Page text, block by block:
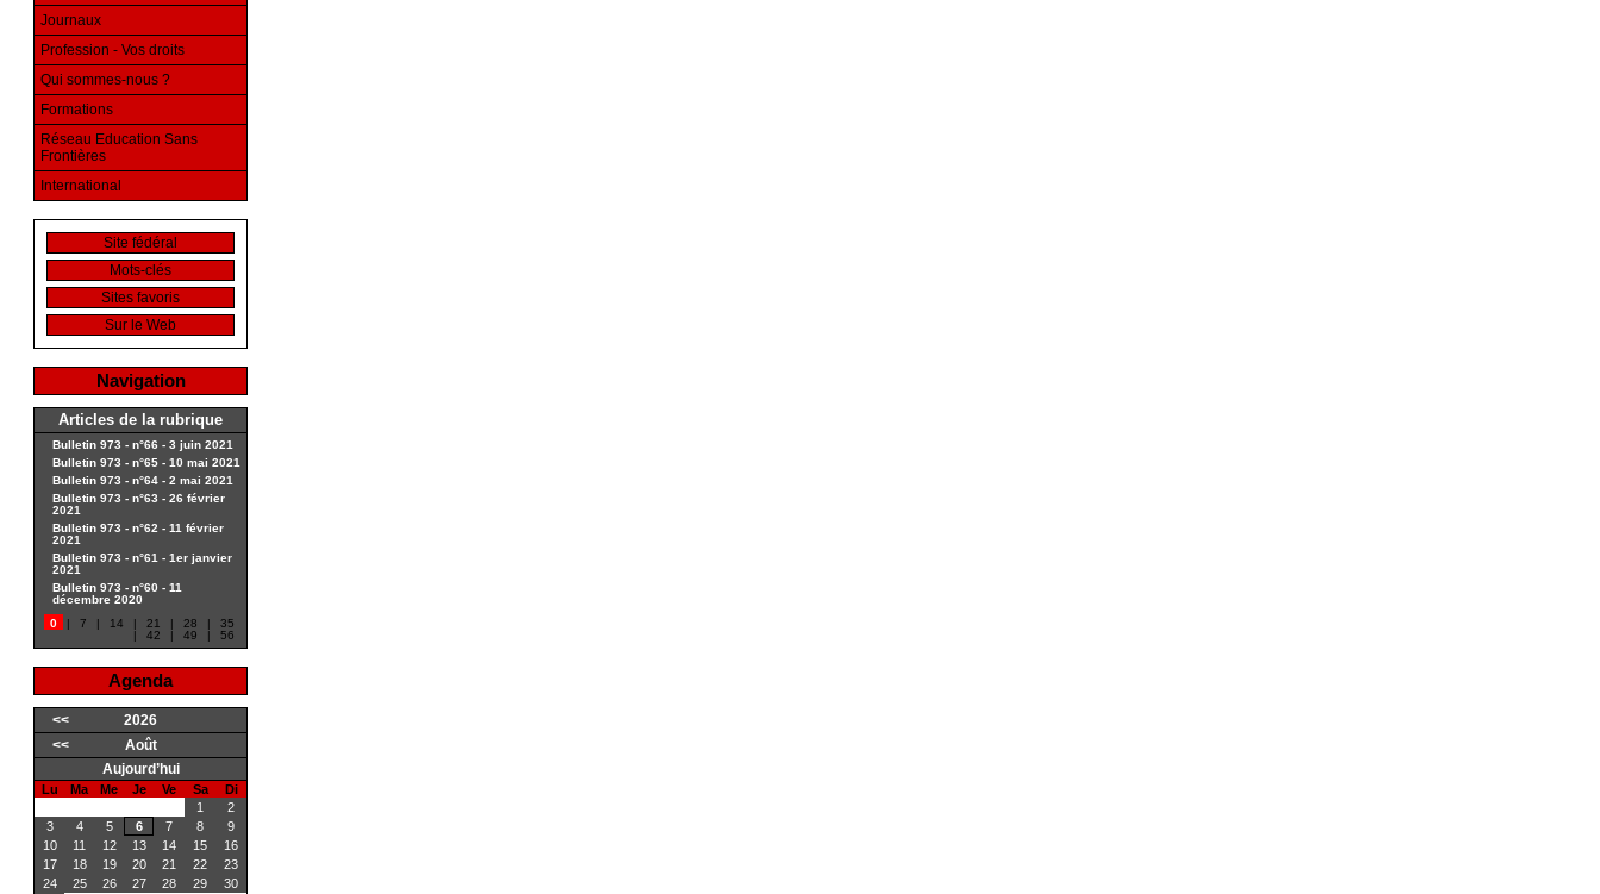
Journaux
Profession - Vos droits
Qui sommes-nous ?
Formations
Réseau Education Sans
Frontières
International
Site fédéral
Mots-clés
Sites favoris
Sur le Web
Navigation
Articles de la rubrique
Bulletin 973 - n°66 - 3 juin 2021
Bulletin 973 - n°65 - 10 mai 2021
Bulletin 973 - n°64 - 2 mai 2021
Bulletin 973 - n°63 - 26 février
2021
Bulletin 973 - n°62 - 11 février
2021
Bulletin 973 - n°61 - 1er janvier
2021
Bulletin 973 - n°60 - 11
décembre 2020
0
| 7 | 14 | 21 | 28 |
35
|
42 | 49 | 56
Agenda
<<
2026
<<
Août
Aujourd’hui
Lu Ma Me Je Ve Sa
Di
1
2
3
4 5 6 7 8
9
10
11 12 13 14 15
16
17
18 19 20 21 22
23
24
25 26 27 28 29
30